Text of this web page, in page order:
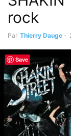
rock
Par Thierry Dauge -
Save